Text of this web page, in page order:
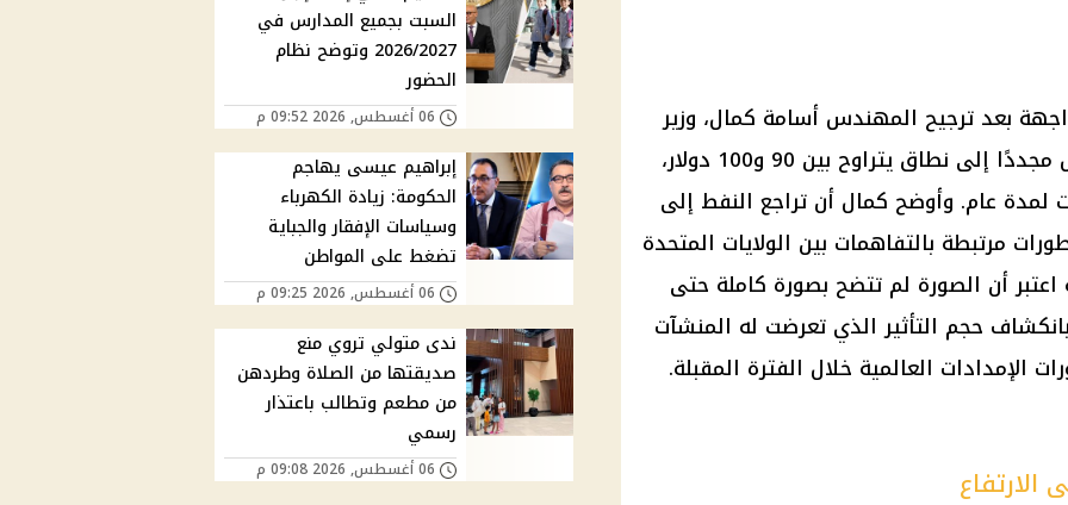
بعد ترجيح المهندس أسامة كمال، وزير
البترول الأسبق، ارتفاع سعر البرميل مجددًا إلى نطاق يتراوح بين 90 و100 دولار،
لمدة عام. وأوضح كمال أن تراجع النفط إلى
تطورات مرتبطة بالتفاهمات بين الولايات المتحدة
اعتبر أن الصورة لم تتضح بصورة كاملة حتى
حجم التأثير الذي تعرضت له المنشآت
الإمدادات العالمية خلال الفترة المقبلة.
الارتفاع
السبت بجميع المدارس في
2026/2027 وتوضح نظام
الحضور
06 أغسطس, 2026 09:52 م
إبراهيم عيسى يهاجم
الحكومة: زيادة الكهرباء
وسياسات الإفقار والجباية
تضغط على المواطن
06 أغسطس, 2026 09:25 م
ندى متولي تروي منع
صديقتها من الصلاة وطردهن
من مطعم وتطالب باعتذار
رسمي
06 أغسطس, 2026 09:08 م